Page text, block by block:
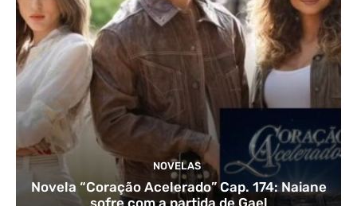
NOVELAS
Novela “Coração Acelerado” Cap. 174: Naiane
sofre com a partida de Gael